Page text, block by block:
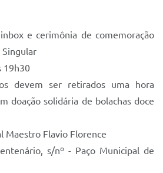
e cerimônia de comemoração
Singular
19h30
devem ser retirados uma hora
doação solidária de bolachas doce
Maestro Flavio Florence
s/nº - Paço Municipal de